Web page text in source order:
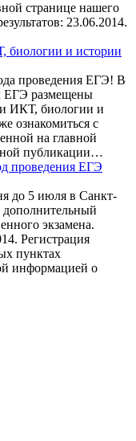
странице нашего
23.06.2014.
биологии и истории
проведения ЕГЭ! В
ЕГЭ размещены
и ИКТ, биологии и
ознакомиться с
на главной
публикации…
проведения ЕГЭ
до 5 июля в Санкт-
дополнительный
экзамена.
Регистрация
пунктах
информацией о